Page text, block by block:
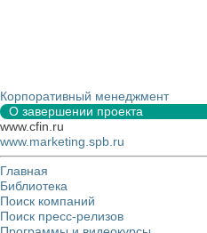
Корпоративный менеджмент
О завершении проекта
www.cfin.ru
www.marketing.spb.ru
Главная
Библиотека
Поиск компаний
Поиск пресс-релизов